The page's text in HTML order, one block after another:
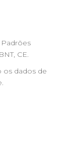
CE.
os dados de